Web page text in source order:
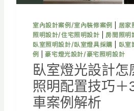
，
打
造
高
質
感
廚
房
空
室內設計案例/室內裝修案例 居家
照明設計/住宅照明設計 |房間照明
臥室照明設計/臥室燈具採購
臥室
例
|豪宅燈光設計/豪宅照明設計
臥室燈光設計怎
照明配置技巧＋
車案例解析